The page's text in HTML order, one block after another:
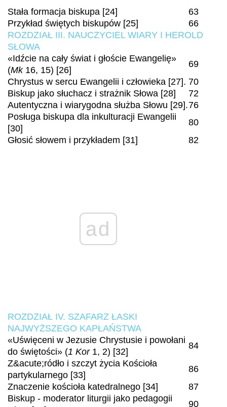
Stała formacja biskupa [24]
63
Przykład świętych biskupów [25]
66
ROZDZIAŁ III. NAUCZYCIEL WIARY I HEROLD
SŁOWA
«Idźcie na cały świat i głoście Ewangelię»
(Mk16, 15) [26]
69
Chrystus w sercu Ewangelii i człowieka [27]. 70
Biskup jako słuchacz i strażnik Słowa [28]
72
Autentyczna i wiarygodna służba Słowu [29].76
Posługa biskupa dla inkulturacji Ewangelii
[30]
80
Głosić słowem i przykładem [31]
82
ad
ROZDZIAŁ IV. SZAFARZ ŁASKI
NAJWYŻSZEGO KAPŁAŃSTWA
«Uświęceni w Jezusie Chrystusie i powołani
do świętości» (1 Kor 1, 2) [32]
84
Z&acute;ródło i szczyt życia Kościoła
partykularnego [33]
86
Znaczenie kościoła katedralnego [34]
87
Biskup - moderator liturgii jako pedagogii
90